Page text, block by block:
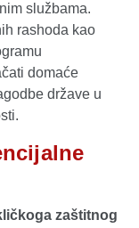
službama.
rashoda kao
domaće
države u
zaštitnog